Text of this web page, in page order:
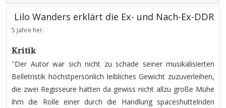
Lilo Wanders erklärt die Ex- und Nach-Ex-DDR
5 Jahre her.
Kritik
''Der Autor war sich nicht zu schade seiner musikalisierten
Belletristik höchstpersönlich leibliches Gewicht zuzuverleihen,
die zwei Regisseure hatten da gewiss nicht allzu große Mühe
ihm die Rolle einer durch die Handlung spaceshuttelnden